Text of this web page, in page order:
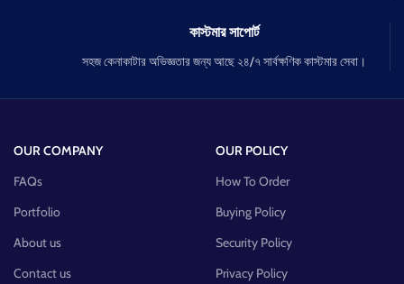
কাস্টমার সাপোর্ট
সহজ কেনাকাটার অভিজ্ঞতার জন্য আছে ২৪/৭ সার্বক্ষণিক কাস্টমার সেবা।
OUR COMPANY
FAQs
Portfolio
About us
Contact us
OUR POLICY
How To Order
Buying Policy
Security Policy
Privacy Policy